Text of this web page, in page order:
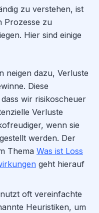
zu verstehen, ist
Prozesse zu
Hier sind einige
neigen dazu, Verluste
Diese
wir risikoscheuer
Verluste
wenn sie
werden. Der
Thema Was ist Loss
geht hierauf
oft vereinfachte
Heuristiken, um